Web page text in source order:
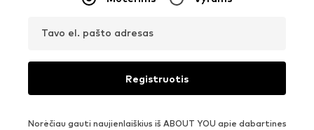
Tavo el. pašto adresas
Registruotis
Norėčiau gauti naujienlaiškius iš ABOUT YOU apie dabartines